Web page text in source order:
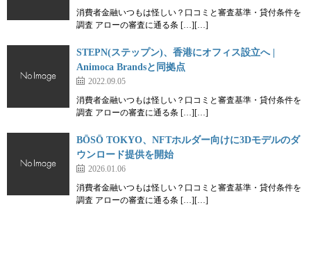
消費者金融いつもは怪しい？口コミと審査基準・貸付条件を
調査 アローの審査に通る条 […][…]
STEPN(ステップン)、香港にオフィス設立へ |
Animoca Brandsと同拠点
2022.09.05
消費者金融いつもは怪しい？口コミと審査基準・貸付条件を
調査 アローの審査に通る条 […][…]
BŌSŌ TOKYO、NFTホルダー向けに3Dモデルのダ
ウンロード提供を開始
2026.01.06
消費者金融いつもは怪しい？口コミと審査基準・貸付条件を
調査 アローの審査に通る条 […][…]